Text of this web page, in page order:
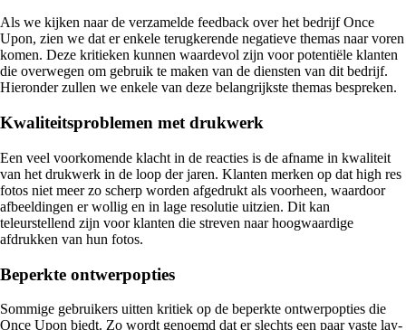
Als we kijken naar de verzamelde feedback over het bedrijf Once
Upon, zien we dat er enkele terugkerende negatieve themas naar voren
komen. Deze kritieken kunnen waardevol zijn voor potentiële klanten
die overwegen om gebruik te maken van de diensten van dit bedrijf.
Hieronder zullen we enkele van deze belangrijkste themas bespreken.
Kwaliteitsproblemen met drukwerk
Een veel voorkomende klacht in de reacties is de afname in kwaliteit
van het drukwerk in de loop der jaren. Klanten merken op dat high res
fotos niet meer zo scherp worden afgedrukt als voorheen, waardoor
afbeeldingen er wollig en in lage resolutie uitzien. Dit kan
teleurstellend zijn voor klanten die streven naar hoogwaardige
afdrukken van hun fotos.
Beperkte ontwerpopties
Sommige gebruikers uitten kritiek op de beperkte ontwerpopties die
Once Upon biedt. Zo wordt genoemd dat er slechts een paar vaste lay-